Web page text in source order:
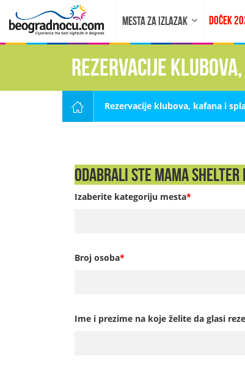
MESTA ZA IZLAZAK DOČEK
Rezervacije
Rezervacije klubova, kafana i
Odabrali ste Mama Shelter
Izaberite kategoriju mesta*
Broj osoba*
Ime i prezime na koje želite da glasi